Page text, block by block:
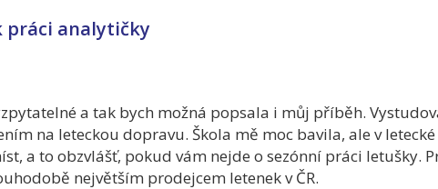
práci analytičky
a tak bych možná popsala i můj příběh.
na leteckou dopravu. Škola mě moc bavila, ale v
a to obzvlášť, pokud vám nejde o sezónní práci letušky.
největším prodejcem letenek v ČR.